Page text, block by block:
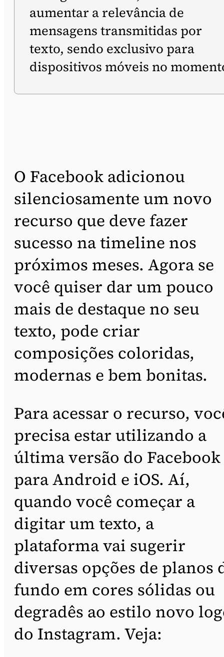
aumentar a relevância de
mensagens transmitidas por
texto, sendo exclusivo para
dispositivos móveis no
O Facebook adicionou
silenciosamente um novo
recurso que deve fazer
sucesso na timeline nos
próximos meses. Agora se
você quiser dar um pouco
mais de destaque no seu
texto, pode criar
composições coloridas,
modernas e bem bonitas.
Para acessar o recurso,
precisa estar utilizando a
última versão do Facebook
para Android e iOS. Aí,
quando você começar a
digitar um texto, a
plataforma vai sugerir
diversas opções de planos
fundo em cores sólidas ou
degradês ao estilo novo
do Instagram. Veja: